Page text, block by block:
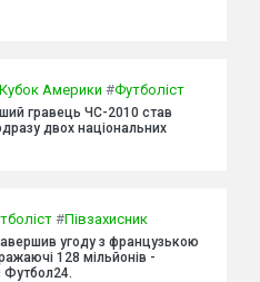
Кубок Америки #Футболіст
гравець ЧС-2010 став
двох національних
#Півзахисник
угоду з французькою
128 мільйонів -
Футбол24.